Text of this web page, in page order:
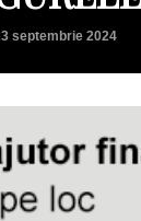
septembrie 2024